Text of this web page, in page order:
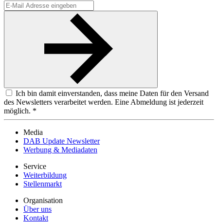
Ich bin damit einverstanden, dass meine Daten für den Versand
des Newsletters verarbeitet werden. Eine Abmeldung ist jederzeit
möglich. *
Media
DAB Update Newsletter
Werbung & Mediadaten
Service
Weiterbildung
Stellenmarkt
Organisation
Über uns
Kontakt